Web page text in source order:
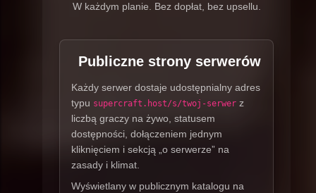
W każdym planie. Bez dopłat, bez upsellu.
Publiczne strony serwerów
Każdy serwer dostaje udostępnialny adres
typu supercraft.host/s/twoj-serwer z
liczbą graczy na żywo, statusem
dostępności, dołączeniem jednym
kliknięciem i sekcją „o serwerze” na
zasady i klimat.
Wyświetlany w publicznym katalogu na